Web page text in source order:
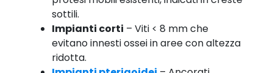
sottili.
Impianti corti – Viti < 8 mm che
evitano innesti ossei in aree con altezza
ridotta.